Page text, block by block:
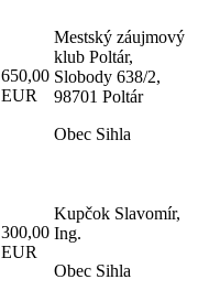
650,00
EUR
Mestský záujmový
klub Poltár,
Slobody 638/2,
98701 Poltár
Obec Sihla
300,00
EUR
Kupčok Slavomír,
Ing.
Obec Sihla